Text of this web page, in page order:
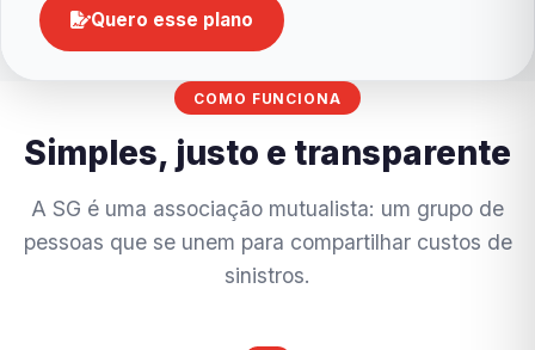
Quero esse plano
COMO FUNCIONA
Simples, justo e transparente
A SG é uma associação mutualista: um grupo de
pessoas que se unem para compartilhar custos de
sinistros.